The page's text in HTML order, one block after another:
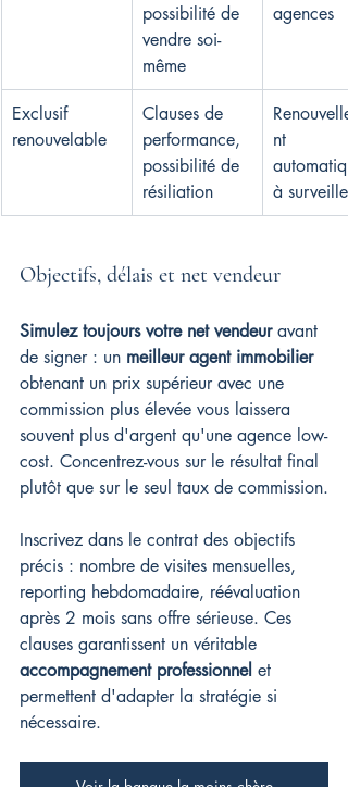
possibilité de
vendre soi-
même
agences
Exclusif
renouvelable
Clauses de
performance,
possibilité de
résiliation
nt
à surveiller
Objectifs, délais et net vendeur
Simulez toujours votre net vendeur avant
de signer : un meilleur agent immobilier
obtenant un prix supérieur avec une
commission plus élevée vous laissera
souvent plus d'argent qu'une agence low-
cost. Concentrez-vous sur le résultat final
plutôt que sur le seul taux de commission.
Inscrivez dans le contrat des objectifs
précis : nombre de visites mensuelles,
reporting hebdomadaire, réévaluation
après 2 mois sans offre sérieuse. Ces
clauses garantissent un véritable
accompagnement professionnel et
permettent d'adapter la stratégie si
nécessaire.